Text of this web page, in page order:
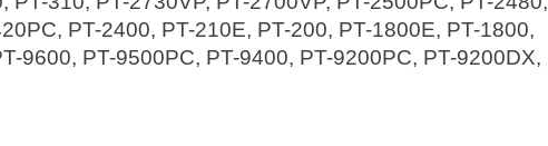
PT-2400, PT-210E, PT-200, PT-1800E, PT-1800,
9600, PT-9500PC, PT-9400, PT-9200PC, PT-9200DX,